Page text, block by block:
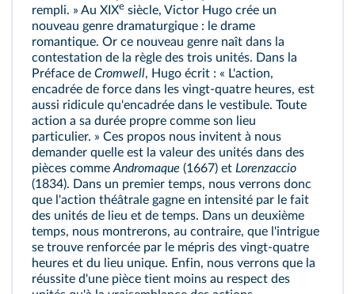
rempli. » Au XIXe siècle, Victor Hugo crée un
nouveau genre dramaturgique : le drame
romantique. Or ce nouveau genre naît dans la
contestation de la règle des trois unités. Dans la
Préface de Cromwell, Hugo écrit : « L'action,
encadrée de force dans les vingt‑quatre heures, est
aussi ridicule qu'encadrée dans le vestibule. Toute
action a sa durée propre comme son lieu
particulier. » Ces propos nous invitent à nous
demander quelle est la valeur des unités dans des
pièces comme Andromaque (1667) et Lorenzaccio
(1834). Dans un premier temps, nous verrons donc
que l'action théâtrale gagne en intensité par le fait
des unités de lieu et de temps. Dans un deuxième
temps, nous montrerons, au contraire, que l'intrigue
se trouve renforcée par le mépris des vingt‑quatre
heures et du lieu unique. Enfin, nous verrons que la
réussite d'une pièce tient moins au respect des